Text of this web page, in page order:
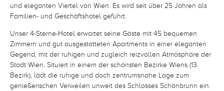
und eleganten Viertel von Wien. Es wird seit über 25 Jahren als
Familien- und Geschäftshotel geführt.
Unser 4-Sterne-Hotel erwartet seine Gäste mit 45 bequemen
Zimmern und gut ausgestatteten Apartments in einer eleganten
Gegend, mit der ruhigen und zugleich reizvollen Atmosphäre der
Stadt Wien. Situiert in einem der schönsten Bezirke Wiens (13.
Bezirk), lädt die ruhige und doch zentrumsnahe Lage zum
genießerischen Verweilen unweit des Schlosses Schönbrunn ein.